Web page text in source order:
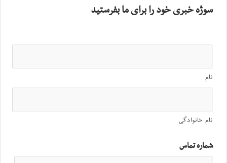
سوژه خبری خود را برای ما بفرستید
نام
نام خانوادگی
شماره تماس